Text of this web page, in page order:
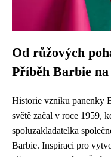
Od růžových
Příběh Barbie
Historie vzniku panenky
světě začal v roce 1959,
spoluzakladatelka
Barbie. Inspiraci pro